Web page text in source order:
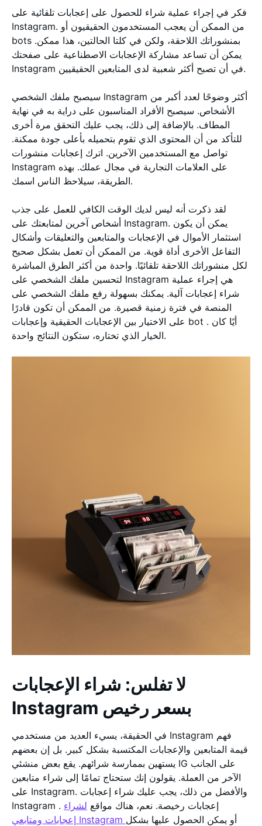
فكر في إجراء عملية شراء للحصول على إعجابات تلقائية على
Instagram. من الممكن أن يعجب المستخدمون الحقيقيون أو
bots بمنشوراتك اللاحقة، ولكن في كلتا الحالتين، هذا ممكن.
يمكن أن تساعد مشاركة الإعجابات الاصطناعية على صفحتك
Instagram في أن تصبح أكثر شعبية لدى المتابعين الحقيقيين.
سيصبح ملفك الشخصي Instagram أكثر وضوحًا لعدد أكبر من
الأشخاص. سيصبح الأفراد المناسبون على دراية به في نهاية
المطاف. بالإضافة إلى ذلك، يجب عليك التحقق مرة أخرى
للتأكد من أن المحتوى الذي تقوم بتحميله بأعلى جودة ممكنة.
تواصل مع المستخدمين الآخرين. اترك إعجابات منشورات
Instagram على العلامات التجارية في مجال عملك. بهذه
الطريقة، سيلاحظ الناس اسمك.
لقد ذكرت أنه ليس لديك الوقت الكافي للعمل على جذب
أشخاص آخرين لمتابعتك على Instagram. يمكن أن يكون
استثمار الأموال في الإعجابات والمتابعين والتعليقات وأشكال
التفاعل الأخرى أداة قوية. من الممكن أن تعمل بشكل صحيح
لكل منشوراتك اللاحقة تلقائيًا. واحدة من أكثر الطرق المباشرة
لتحسين ملفك الشخصي على Instagram هي إجراء عملية
شراء إعجابات آلية. يمكنك بسهولة رفع ملفك الشخصي على
المنصة في فترة زمنية قصيرة. من الممكن أن تكون قادرًا
على الاختيار بين الإعجابات الحقيقية وإعجابات bot . أيًا كان
الخيار الذي تختاره، ستكون النتائج واحدة.
لا تفلس: شراء الإعجابات
Instagram بسعر رخيص
في الحقيقة، يسيء العديد من مستخدمي Instagram فهم
قيمة المتابعين والإعجابات المكتسبة بشكل كبير. بل إن بعضهم
يستهين بممارسة شرائهم. يقع بعض منشئي IG على الجانب
الآخر من العملة. يقولون إنك ستحتاج تمامًا إلى شراء متابعين
على Instagram. والأفضل من ذلك، يجب عليك شراء إعجابات
Instagram . إعجابات رخيصة. نعم، هناك مواقع لشراء
إعجابات ومتابعي Instagram أو يمكن الحصول عليها بشكل